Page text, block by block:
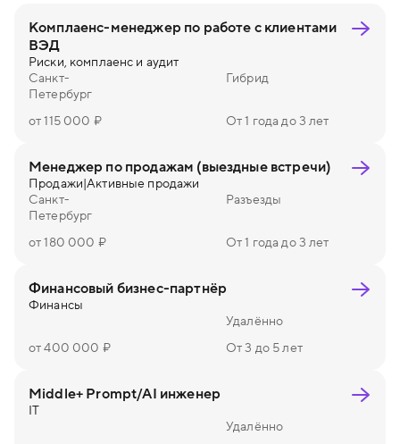
Комплаенс-менеджер по работе с клиентами
ВЭД
Риски, комплаенс и аудит
Санкт-
Петербург
Гибрид
от 115 000 ₽ От 1 года до 3 лет
Менеджер по продажам (выездные встречи)
Продажи|Активные продажи
Санкт-
Петербург
Разъезды
от 180 000 ₽ От 1 года до 3 лет
Финансовый бизнес-партнёр
Финансы
Удалённо
от 400 000 ₽
От 3 до 5 лет
Middle+ Prompt/AI инженер
IT
Удалённо